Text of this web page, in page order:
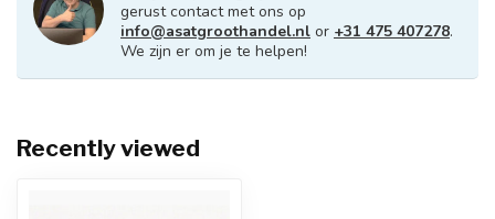
gerust contact met ons op
info@asatgroothandel.nl or +31 475 407278.
We zijn er om je te helpen!
Recently viewed